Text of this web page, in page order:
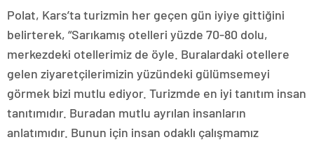
Polat, Kars’ta turizmin her geçen gün iyiye gittiğini
belirterek, “Sarıkamış otelleri yüzde 70-80 dolu,
merkezdeki otellerimiz de öyle. Buralardaki otellere
gelen ziyaretçilerimizin yüzündeki gülümsemeyi
görmek bizi mutlu ediyor. Turizmde en iyi tanıtım insan
tanıtımıdır. Buradan mutlu ayrılan insanların
anlatımıdır. Bunun için insan odaklı çalışmamız